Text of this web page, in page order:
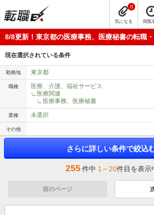
気になる
0
閲覧
8/8更新！東京都の医療事務、医療秘書の転職
現在選択されている条件
勤務地 東京都
職種
医療、介護、福祉サービス
∟医療関連
∟医療事務、医療秘書
業種 未選択
その他
さらに詳しい条件で絞込
255件中 1～20件目を表示
前のページ